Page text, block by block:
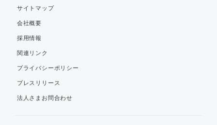
サイトマップ
会社概要
採用情報
関連リンク
プライバシーポリシー
プレスリリース
法人さまお問合わせ